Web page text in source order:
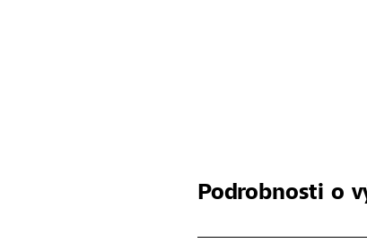
Podrobnosti o